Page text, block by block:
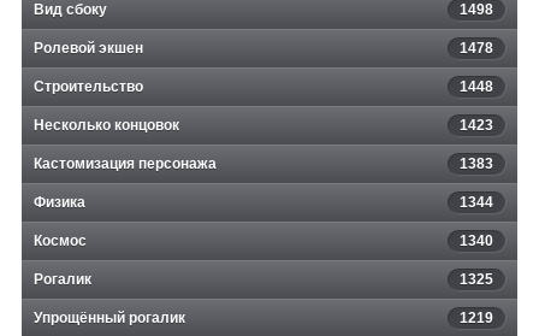
Вид сбоку 1498
Ролевой экшен 1478
Строительство 1448
Несколько концовок 1423
Кастомизация персонажа 1383
Физика 1344
Космос 1340
Рогалик 1325
Упрощённый рогалик 1219